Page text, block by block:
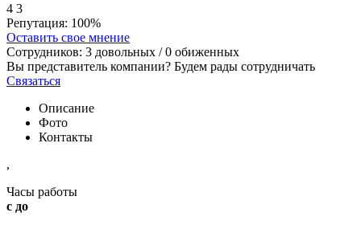
4 3
Репутация: 100%
Оставить свое мнение
Сотрудников: 3 довольных /0 обиженных
Вы представитель компании? Будем рады сотрудничать
Связаться
Описание
Фото
Контакты
,
Часы работы
с до